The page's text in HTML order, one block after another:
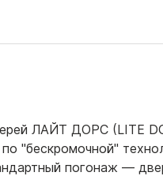
ЛАЙТ ДОРС (LITE
"бескромочной"
погонаж —